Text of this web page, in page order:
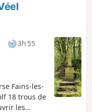
3h 55
Fains-les-
18 trous de
les